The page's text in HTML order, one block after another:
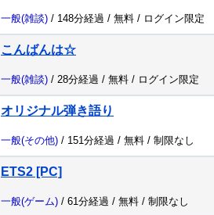
一般(雑談) / 148分経過 / 無料 / ログイン限定
こんばんは☆
一般(雑談) / 28分経過 / 無料 / ログイン限定
オリジナル弾き語り
一般(その他) / 151分経過 / 無料 / 制限なし
ETS2 [PC]
一般(ゲーム) / 61分経過 / 無料 / 制限なし